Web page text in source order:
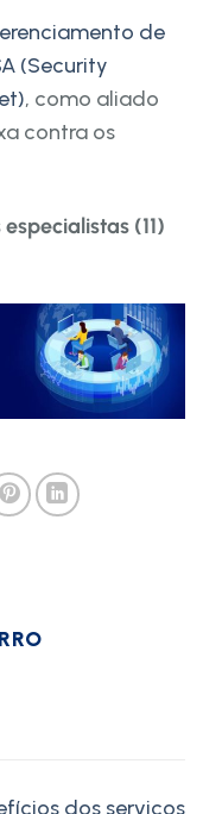
de
(Security
, como aliado
contra os
(11)
dos serviços